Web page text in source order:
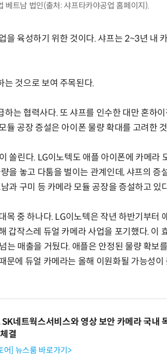
베트남 법인(출처: 샤프타카야공업 홈페이지).
을 육성하기 위한 것이다. 샤프는 2~3년 내
는 것으로 보여 주목된다.
는 협력사다. 또 샤프를 인수한 대만 혼하
듈 공장 증설은 아이폰 물량 확대를 고려한
쏠린다. LG이노텍도 애플 아이폰에 카메라
을 놓고 다툼을 벌이는 관계인데, 샤프의 증
과 구미 등 카메라 모듈 공장을 증설하고 있
목 중 하나다. LG이노텍은 작년 하반기부터
갑작스레 듀얼 카메라 사업을 포기했다. 이
는 매출을 거뒀다. 애플은 안정된 물량 확보
문에 듀얼 카메라는 올해 이원화될 가능성이
네트웍스서비스와 영상 보안 카메라 국내
결
어] 뉴스룸 바로가기>